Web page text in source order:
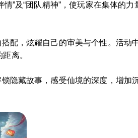
”及“团队精神”，使玩家在集体的力
配，炫耀自己的审美与个性。活动
离。
隐藏故事，感受仙境的深度，增加